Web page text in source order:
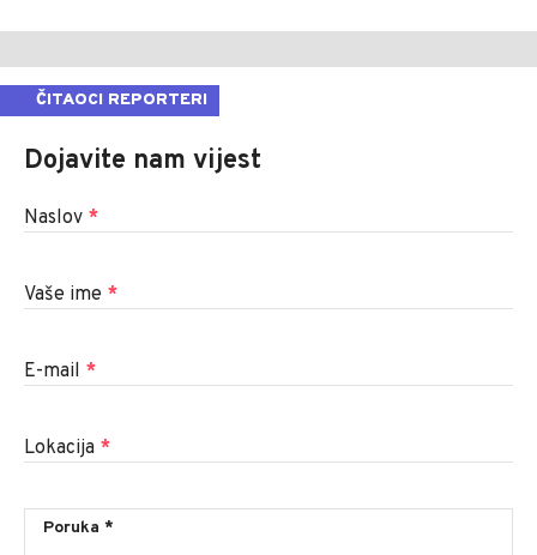
ČITAOCI REPORTERI
Dojavite nam vijest
Naslov *
Vaše ime *
E-mail *
Lokacija *